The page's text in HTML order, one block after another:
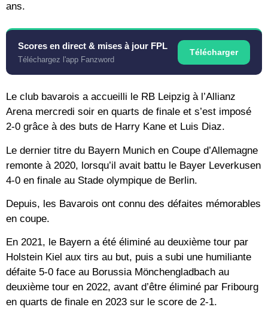
ans.
Scores en direct & mises à jour FPL
Téléchargez l'app Fanzword
Télécharger
Le club bavarois a accueilli le RB Leipzig à l’Allianz
Arena mercredi soir en quarts de finale et s’est imposé
2-0 grâce à des buts de Harry Kane et Luis Diaz.
Le dernier titre du Bayern Munich en Coupe d’Allemagne
remonte à 2020, lorsqu’il avait battu le Bayer Leverkusen
4-0 en finale au Stade olympique de Berlin.
Depuis, les Bavarois ont connu des défaites mémorables
en coupe.
En 2021, le Bayern a été éliminé au deuxième tour par
Holstein Kiel aux tirs au but, puis a subi une humiliante
défaite 5-0 face au Borussia Mönchengladbach au
deuxième tour en 2022, avant d’être éliminé par Fribourg
en quarts de finale en 2023 sur le score de 2-1.